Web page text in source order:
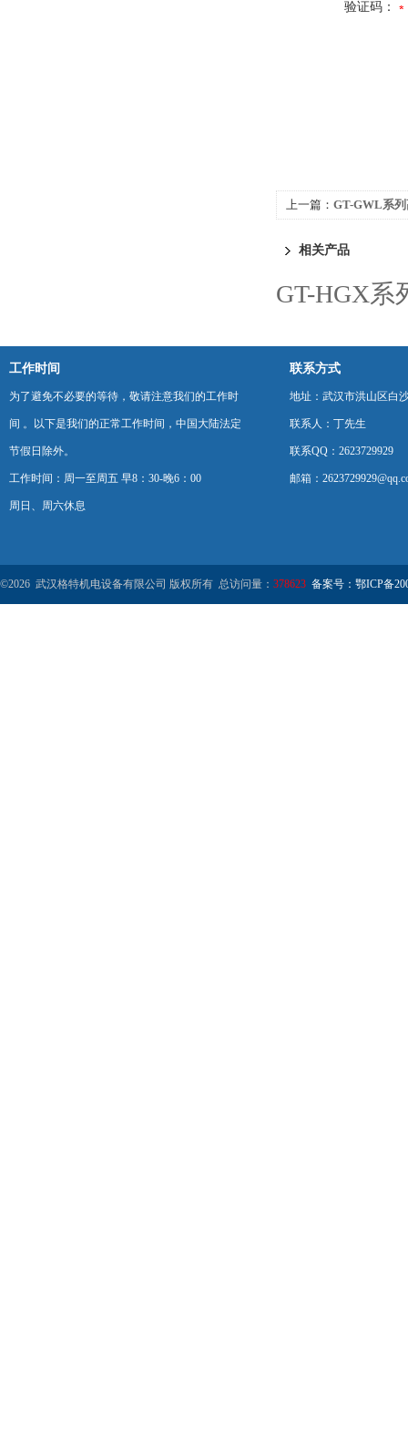
验证码：
上一篇： GT-GWL系
相关产品
GT-HGX系
工作时间
为了避免不必要的等待，敬请注意我们的工作时
间 。以下是我们的正常工作时间，中国大陆法定
节假日除外。
工作时间：周一至周五 早8：30-晚6：00
周日、周六休息
联系方式
地址：武汉市洪山区白
联系人：丁先生
联系QQ：2623729929
邮箱：
©2026 武汉格特机电设备有限公司 版权所有 总访问量： 378623 备案号：鄂ICP备